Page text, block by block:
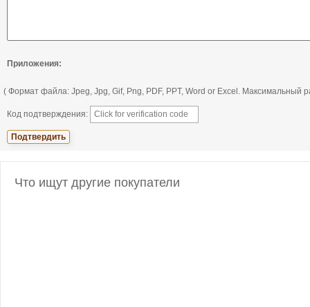
Приложения:
( Формат файла: Jpeg, Jpg, Gif, Png, PDF, PPT, Word or Excel. Максимальный
Код подтверждения:
Что ищут другие покупатели